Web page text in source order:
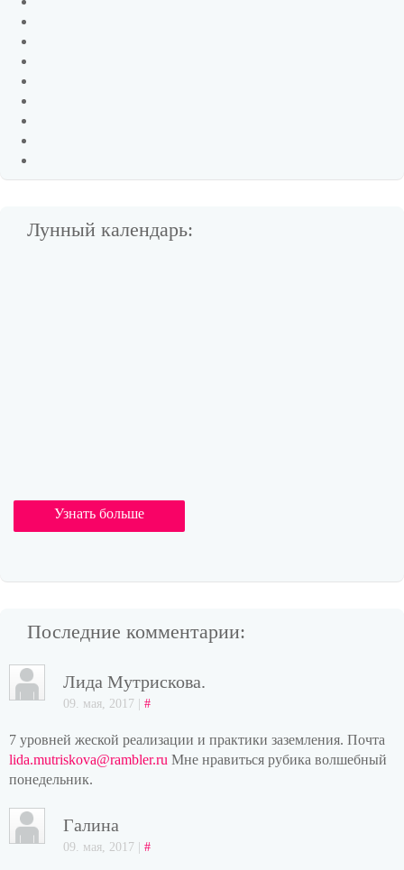
Лунный календарь:
Узнать больше
Последние комментарии:
Лида Мутрискова.
09. мая, 2017 | #
7 уровней жеской реализации и практики заземления. Почта
lida.mutriskova@rambler.ru Мне нравиться рубика волшебный
понедельник.
Галина
09. мая, 2017 | #